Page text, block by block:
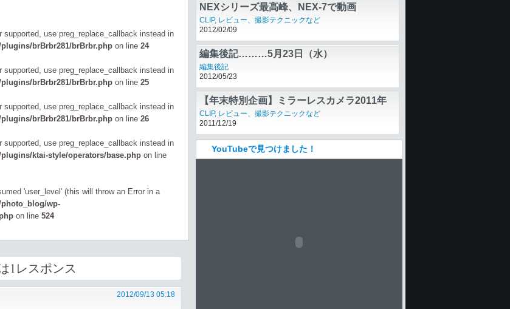
use preg_replace_callback instead in
brBrbr281/brBrbr.php on line 24
use preg_replace_callback instead in
brBrbr281/brBrbr.php on line 25
use preg_replace_callback instead in
brBrbr281/brBrbr.php on line 26
use preg_replace_callback instead in
ktai-style/operators/base.php on line
'user_level' (this will throw an Error in a
wp-
on line 524
1レスポンス
2012/09/13 05:18
NEXシリーズ最高峰、NEX-7で動画
CLIP, レビュー、撮影テクニックなど
2012/02/09
編集後記………5月23日（水）
編集後記
2012/05/23
【年末特別企画】ミラーレスカメラ2011年
総まとめ
CLIP, レビュー、撮影テクニックなど
2011/12/19
YouTubeで見つけました！